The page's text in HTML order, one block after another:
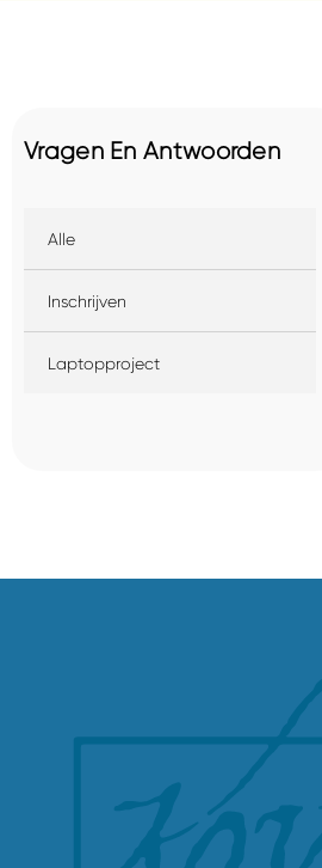
Vragen En Antwoorden
Alle
Inschrijven
Laptopproject